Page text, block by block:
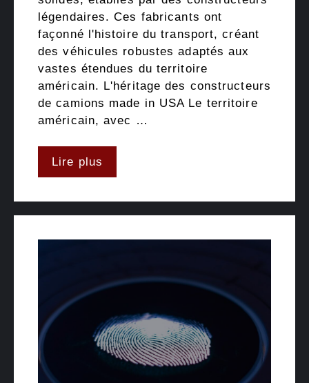
légendaires. Ces fabricants ont
façonné l'histoire du transport, créant
des véhicules robustes adaptés aux
vastes étendues du territoire
américain. L'héritage des constructeurs
de camions made in USA Le territoire
américain, avec …
Lire plus